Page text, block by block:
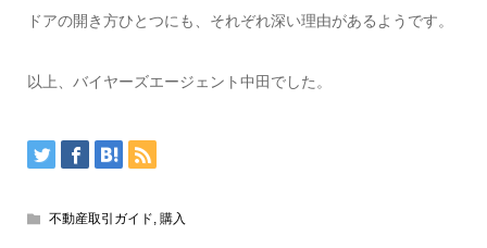
ドアの開き方ひとつにも、それぞれ深い理由があるようです。
以上、バイヤーズエージェント中田でした。
不動産取引ガイド 購入